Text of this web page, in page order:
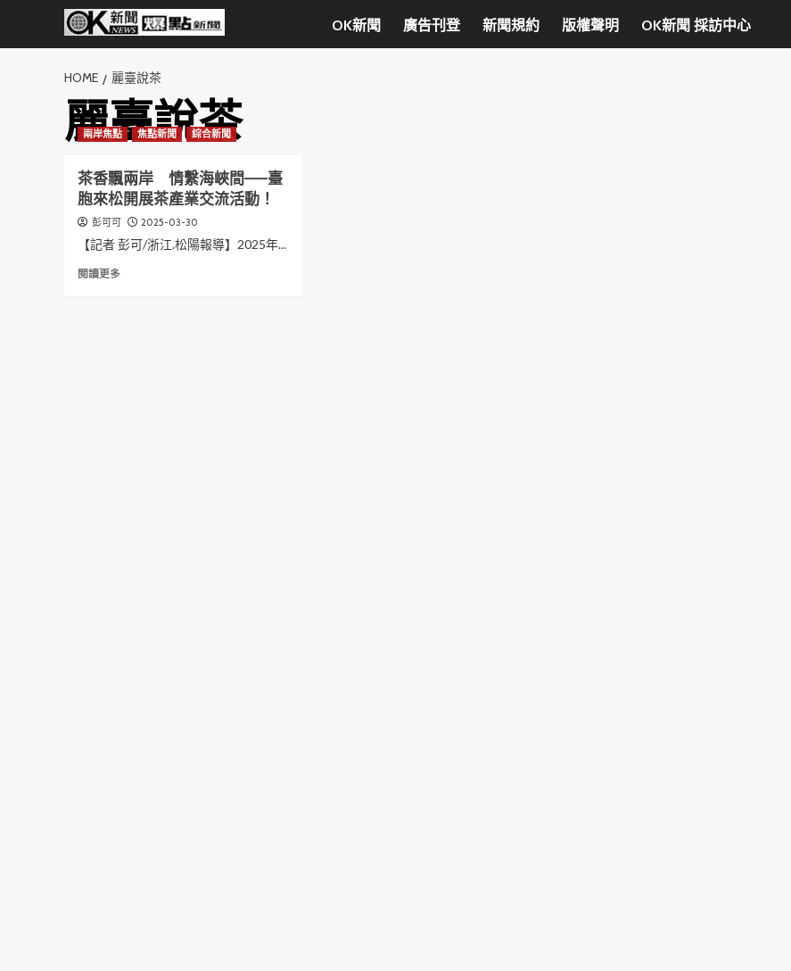
OK新聞 廣告刊登 新聞規約 版權聲明 OK新聞 採訪中心
HOME 麗臺說茶
麗臺說茶
兩岸焦點 焦點新聞 綜合新聞
茶香飄兩岸 情繫海峽間——臺
胞來松開展茶產業交流活動！
彭可可 2025-03-30
【記者 彭可/浙江.松陽報導】2025年...
閱讀更多Read